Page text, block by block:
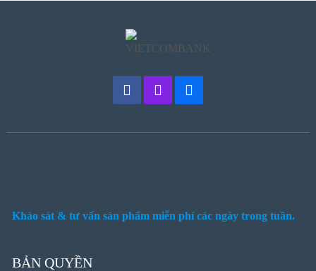
Khảo sát & tư vấn sản phẩm miễn phí các ngày trong tuần.
BẢN QUYỀN